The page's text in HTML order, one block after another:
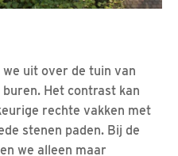
uit over de tuin van
Het contrast kan
rechte vakken met
stenen paden. Bij de
we alleen maar